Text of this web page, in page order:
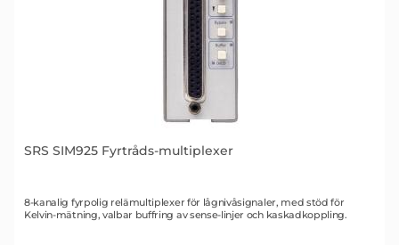
SRS SIM925 Fyrtråds-multiplexer
Art. nr 1342
8-kanalig fyrpolig relämultiplexer för lågnivåsignaler, med stöd för
Kelvin-mätning, valbar buffring av sense-linjer och kaskadkoppling.